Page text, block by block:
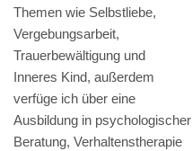
Themen wie Selbstliebe,
Vergebungsarbeit,
Trauerbewältigung und
Inneres Kind, außerdem
verfüge ich über eine
Ausbildung in psychologischer
Beratung, Verhaltenstherapie